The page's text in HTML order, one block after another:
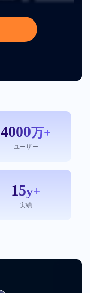
4000万+
ユーザー
15y+
実績